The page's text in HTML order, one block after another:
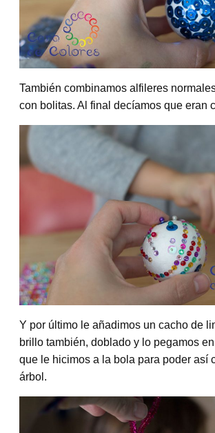
También combinamos alfileres
con bolitas. Al final decíamos que eran
Y por último le añadimos un cacho de
brillo también, doblado y lo pegamos
que le hicimos a la bola para poder así
árbol.